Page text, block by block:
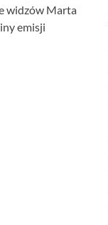
widzów Marta
emisji